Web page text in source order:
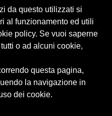
Dati Personali
da questo utilizzati si
al funzionamento ed utili
policy. Se vuoi saperne
o ad alcuni cookie,
questa pagina,
la navigazione in
dei cookie.